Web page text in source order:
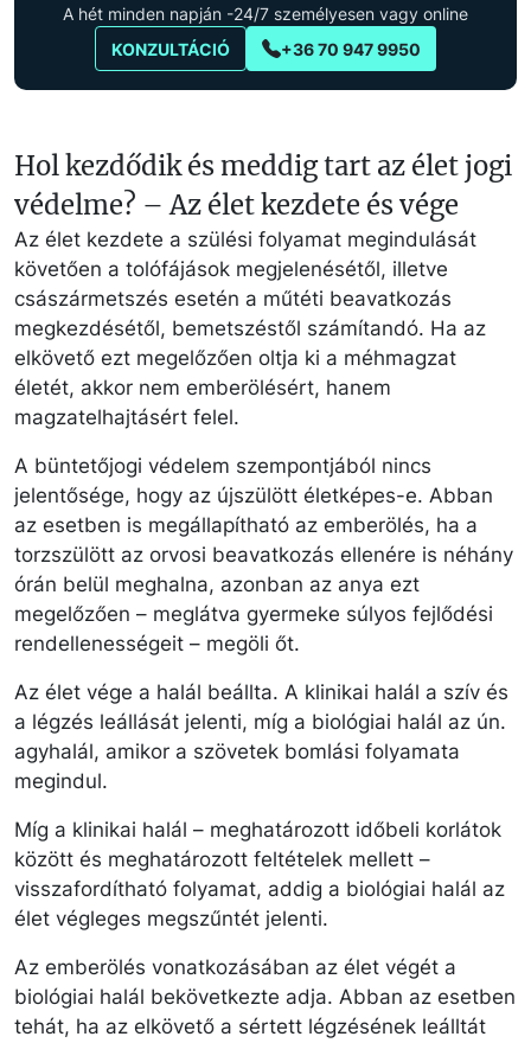
A hét minden napján -24/7 személyesen vagy online
+36 70 947 9950
KONZULTÁCIÓ
Hol kezdődik és meddig tart az élet jogi
védelme? – Az élet kezdete és vége
Az élet kezdete a szülési folyamat megindulását
követően a tolófájások megjelenésétől, illetve
császármetszés esetén a műtéti beavatkozás
megkezdésétől, bemetszéstől számítandó. Ha az
elkövető ezt megelőzően oltja ki a méhmagzat
életét, akkor nem emberölésért, hanem
magzatelhajtásért felel.
A büntetőjogi védelem szempontjából nincs
jelentősége, hogy az újszülött életképes-e. Abban
az esetben is megállapítható az emberölés, ha a
torzszülött az orvosi beavatkozás ellenére is néhány
órán belül meghalna, azonban az anya ezt
megelőzően – meglátva gyermeke súlyos fejlődési
rendellenességeit – megöli őt.
Az élet vége a halál beállta. A klinikai halál a szív és
a légzés leállását jelenti, míg a biológiai halál az ún.
agyhalál, amikor a szövetek bomlási folyamata
megindul.
Míg a klinikai halál – meghatározott időbeli korlátok
között és meghatározott feltételek mellett –
visszafordítható folyamat, addig a biológiai halál az
élet végleges megszűntét jelenti.
Az emberölés vonatkozásában az élet végét a
biológiai halál bekövetkezte adja. Abban az esetben
tehát, ha az elkövető a sértett légzésének leálltát